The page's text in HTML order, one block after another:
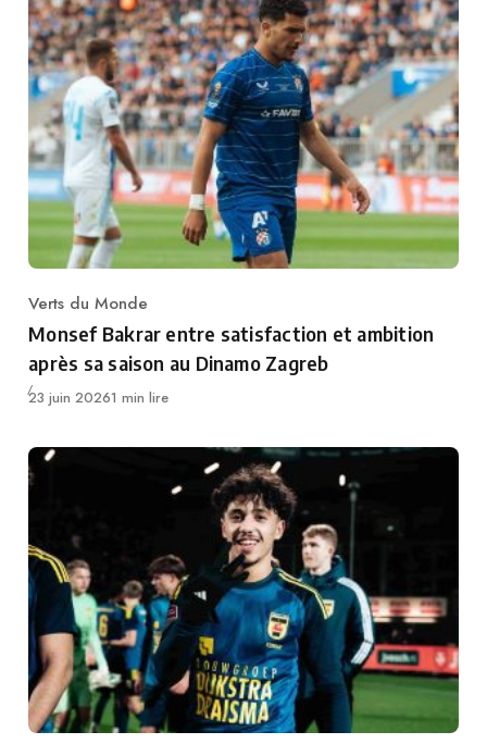
Category
Verts du Monde
Monsef Bakrar entre satisfaction et ambition
après sa saison au Dinamo Zagreb
Publié
23 juin 20261 min lire